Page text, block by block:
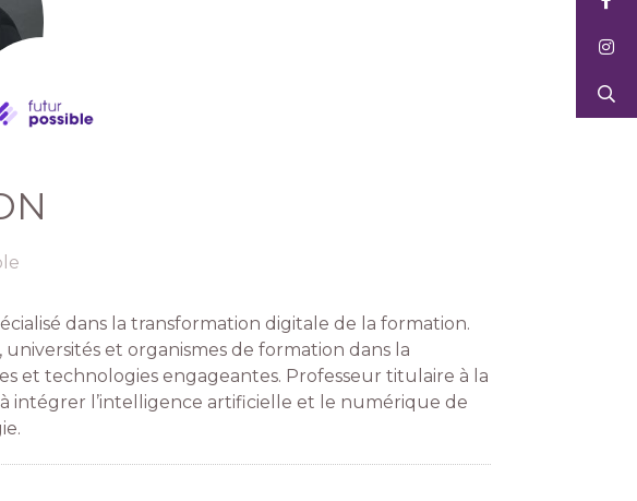
dans la transformation digitale de la formation.
et organismes de formation dans la
et technologies engageantes. Professeur titulaire à la
intégrer l’intelligence artificielle et le numérique de